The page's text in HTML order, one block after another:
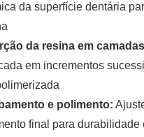
da superfície dentária
da resina em
em incrementos
e polimento:
final para durabilidade